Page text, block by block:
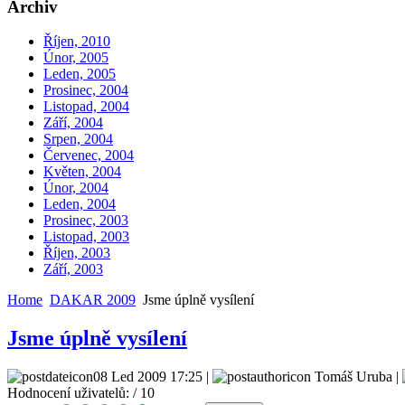
Archiv
Říjen, 2010
Únor, 2005
Leden, 2005
Prosinec, 2004
Listopad, 2004
Září, 2004
Srpen, 2004
Červenec, 2004
Květen, 2004
Únor, 2004
Leden, 2004
Prosinec, 2003
Listopad, 2003
Říjen, 2003
Září, 2003
Home DAKAR 2009 Jsme úplně vysílení
Jsme úplně vysílení
08 Led 2009 17:25 |
Tomáš Uruba |
Hodnocení uživatelů: / 10